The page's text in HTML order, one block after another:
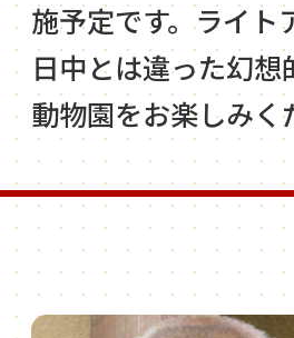
施予定です。ライト
日中とは違った幻想
動物園をお楽しみく